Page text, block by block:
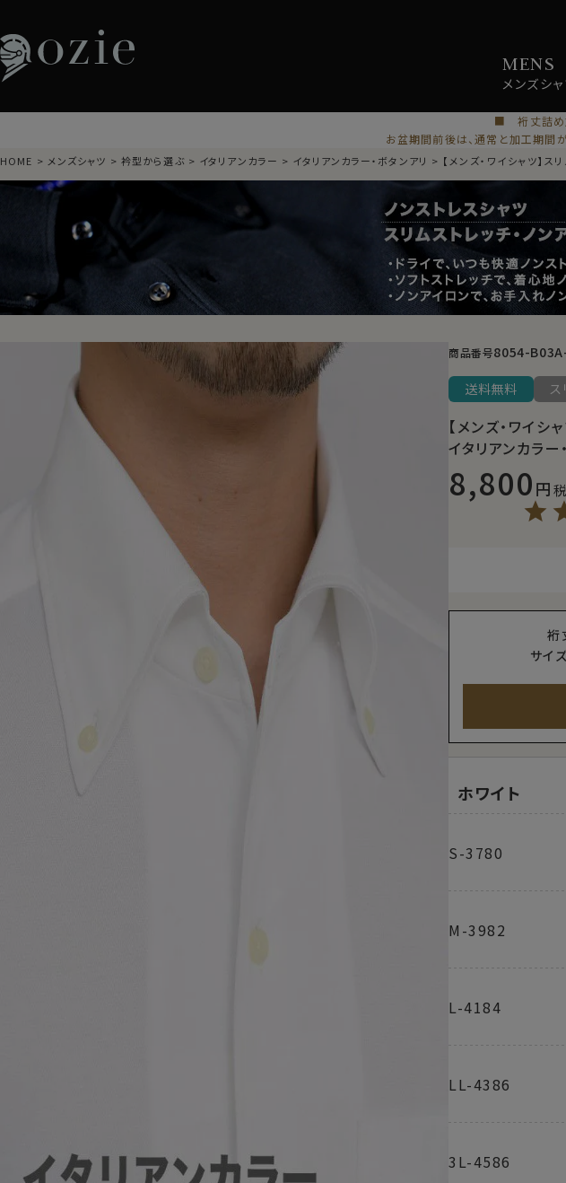
MENS
メンズシ
■ 裄丈詰め
お盆期間前後は、通常と加工期間
HOME メンズシャツ 衿型から選ぶ イタリアンカラー イタリアンカラー・ボタンアリ 【メンズ・ワイシャツ】ス
商品番号8054-
送料無料 ス
【メンズ・ワイシ
イタリアンカラー
8,800
裄
サイ
ホワイト
S-3780
M-3982
L-4184
LL-4386
3L-4586